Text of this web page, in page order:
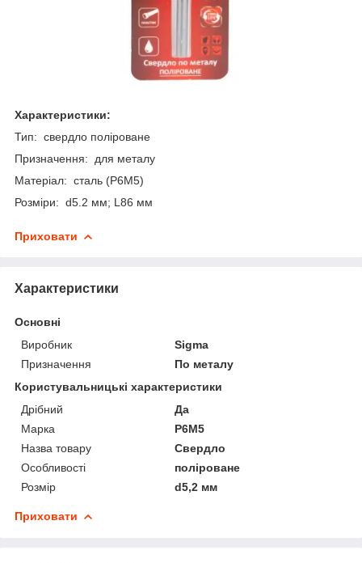
Характеристики:
Тип: свердло поліроване
Призначення: для металу
Матеріал: сталь (P6M5)
Розміри: d5.2 мм; L86 мм
Приховати
Характеристики
Основні
Виробник
Sigma
Призначення
По металу
Користувальницькі характеристики
Дрібний
Да
Марка
P6M5
Назва товару
Свердло
Особливості
поліроване
Розмір
d5,2 мм
Приховати